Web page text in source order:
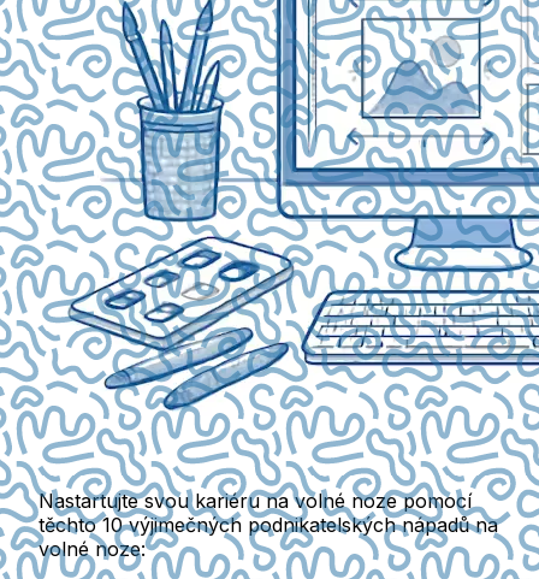
Nastartujte svou kariéru na volné noze pomocí
těchto 10 výjimečných podnikatelských nápadů na
volné noze: